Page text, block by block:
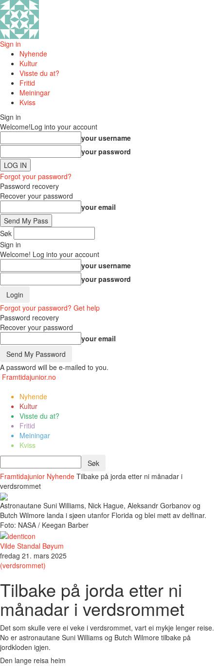
Sign in
Nyhende
Kultur
Visste du at?
Fritid
Meiningar
Kviss
Sign in
Welcome!Log into your account
your username
your password
Forgot your password?
Password recovery
Recover your password
your email
Søk
Sign in
Welcome! Log into your account
your username
your password
Forgot your password? Get help
Password recovery
Recover your password
your email
A password will be e-mailed to you.
Framtidajunior.no
Nyhende
Kultur
Visste du at?
Fritid
Meiningar
Kviss
Framtidajunior Nyhende Tilbake på jorda etter ni månadar i
verdsrommet
Astronautane Suni Williams, Nick Hague, Aleksandr Gorbanov og
Butch Wilmore landa i sjøen utanfor Florida og blei møtt av delfinar.
Foto: NASA / Keegan Barber
Vilde Standal Bøyum
fredag 21. mars 2025
(verdsrommet)
Tilbake på jorda etter ni
månadar i verdsrommet
Det som skulle vere ei veke i verdsrommet, vart ei mykje lenger reise.
No er astronautane Suni Williams og Butch Wilmore tilbake på
jordkloden igjen.
Den lange reisa heim